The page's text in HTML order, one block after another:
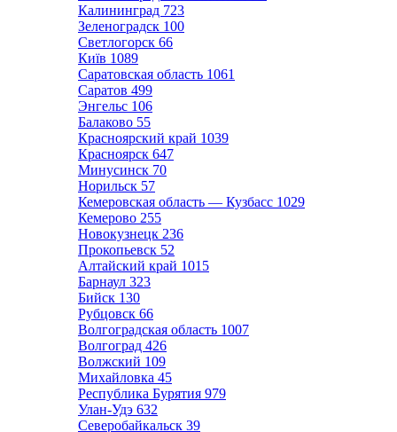
Калининград 723
Зеленоградск 100
Светлогорск 66
Київ 1089
Саратовская область 1061
Саратов 499
Энгельс 106
Балаково 55
Красноярский край 1039
Красноярск 647
Минусинск 70
Норильск 57
Кемеровская область — Кузбасс 1029
Кемерово 255
Новокузнецк 236
Прокопьевск 52
Алтайский край 1015
Барнаул 323
Бийск 130
Рубцовск 66
Волгоградская область 1007
Волгоград 426
Волжский 109
Михайловка 45
Республика Бурятия 979
Улан-Удэ 632
Северобайкальск 39